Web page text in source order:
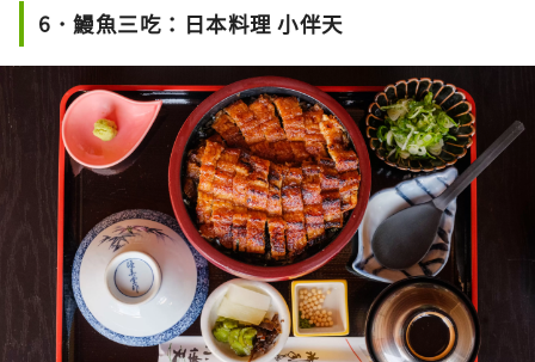
6．鰻魚三吃：日本料理 小伴天